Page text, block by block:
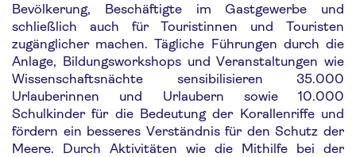
Bevölkerung, Beschäftigte im Gastgewerbe und
schließlich auch für Touristinnen und Touristen
zugänglicher machen. Tägliche Führungen durch die
Anlage, Bildungsworkshops und Veranstaltungen wie
Wissenschaftsnächte sensibilisieren 35.000
Urlauberinnen und Urlaubern sowie 10.000
Schulkinder für die Bedeutung der Korallenriffe und
fördern ein besseres Verständnis für den Schutz der
Meere. Durch Aktivitäten wie die Mithilfe bei der